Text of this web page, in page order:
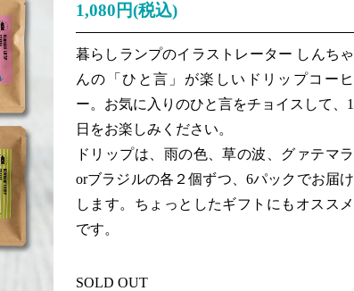
1,080円(税込)
暮らしランプのイラストレーター しんちゃ
んの「ひと言」が楽しいドリップコーヒ
ー。お気に入りのひと言をチョイスして、1
日をお楽しみください。
ドリップは、雨の色、草の波、グァテマラ
orブラジルの各２個ずつ、6パックでお届け
します。ちょっとしたギフトにもオススメ
です。
SOLD OUT